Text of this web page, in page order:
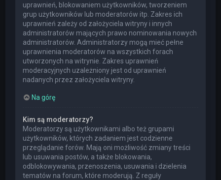
uprawnień, blokowaniem użytkowników, tworzeniem
grup użytkowników lub moderatorów itp. Zakres ich
uprawnień zależy od założyciela witryny i innych
administratorów mających prawo nominowania nowych
administratorów. Administratorzy mogą mieć pełne
uprawnienia moderatorów na wszystkich forach
utworzonych na witrynie. Zakres uprawnień
moderacyjnych uzależniony jest od uprawnień
nadanych przez założyciela witryny.
Na górę
Kim są moderatorzy?
Moderatorzy są użytkownikami albo też grupami
użytkowników, których zadaniem jest codzienne
przeglądanie forów. Mają oni możliwość zmiany treści
lub usuwania postów, a także blokowania,
odblokowywania, przenoszenia, usuwania i dzielenia
tematów na forum, które moderują. Z reguły